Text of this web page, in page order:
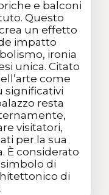
e balconi
Questo
un effetto
impatto
ironia
unica. Citato
come
significativi
resta
visitatori,
per la sua
È considerato
di
di